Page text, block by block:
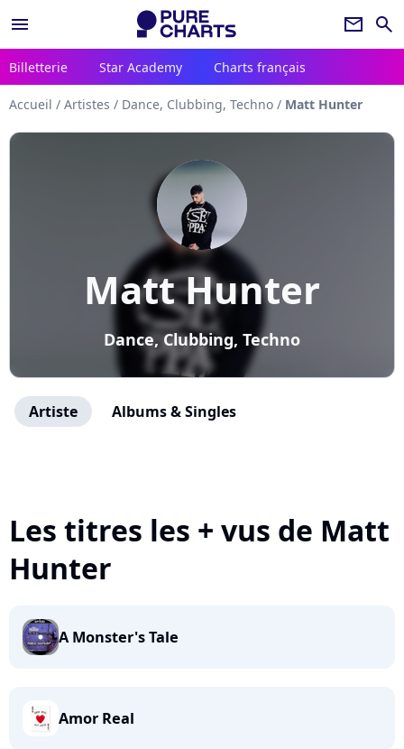
menu newsletter search
Billetterie Star Academy Charts français
Accueil / Artistes / Dance, Clubbing, Techno / Matt Hunter
Matt Hunter
Dance, Clubbing, Techno
Artiste Albums & Singles
Les titres les + vus de Matt
Hunter
A Monster's Tale
Amor Real